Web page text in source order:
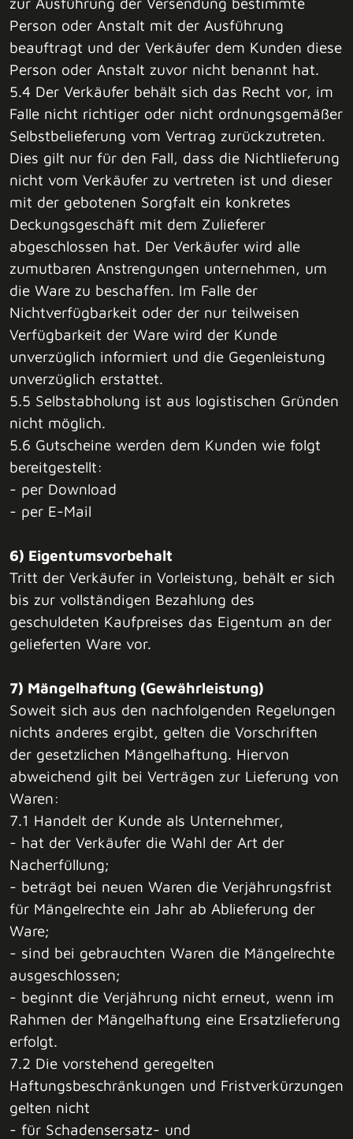
Person oder Anstalt mit der Ausführung
beauftragt und der Verkäufer dem Kunden diese
Person oder Anstalt zuvor nicht benannt hat.
5.4 Der Verkäufer behält sich das Recht vor, im
Falle nicht richtiger oder nicht ordnungsgemäßer
Selbstbelieferung vom Vertrag zurückzutreten.
Dies gilt nur für den Fall, dass die Nichtlieferung
nicht vom Verkäufer zu vertreten ist und dieser
mit der gebotenen Sorgfalt ein konkretes
Deckungsgeschäft mit dem Zulieferer
abgeschlossen hat. Der Verkäufer wird alle
zumutbaren Anstrengungen unternehmen, um
die Ware zu beschaffen. Im Falle der
Nichtverfügbarkeit oder der nur teilweisen
Verfügbarkeit der Ware wird der Kunde
unverzüglich informiert und die Gegenleistung
unverzüglich erstattet.
5.5 Selbstabholung ist aus logistischen Gründen
nicht möglich.
5.6 Gutscheine werden dem Kunden wie folgt
bereitgestellt:
- per Download
- per E-Mail
6) Eigentumsvorbehalt
Tritt der Verkäufer in Vorleistung, behält er sich
bis zur vollständigen Bezahlung des
geschuldeten Kaufpreises das Eigentum an der
gelieferten Ware vor.
7) Mängelhaftung (Gewährleistung)
Soweit sich aus den nachfolgenden Regelungen
nichts anderes ergibt, gelten die Vorschriften
der gesetzlichen Mängelhaftung. Hiervon
abweichend gilt bei Verträgen zur Lieferung von
Waren:
7.1 Handelt der Kunde als Unternehmer,
- hat der Verkäufer die Wahl der Art der
Nacherfüllung;
- beträgt bei neuen Waren die Verjährungsfrist
für Mängelrechte ein Jahr ab Ablieferung der
Ware;
- sind bei gebrauchten Waren die Mängelrechte
ausgeschlossen;
- beginnt die Verjährung nicht erneut, wenn im
Rahmen der Mängelhaftung eine Ersatzlieferung
erfolgt.
7.2 Die vorstehend geregelten
Haftungsbeschränkungen und Fristverkürzungen
gelten nicht
- für Schadensersatz- und